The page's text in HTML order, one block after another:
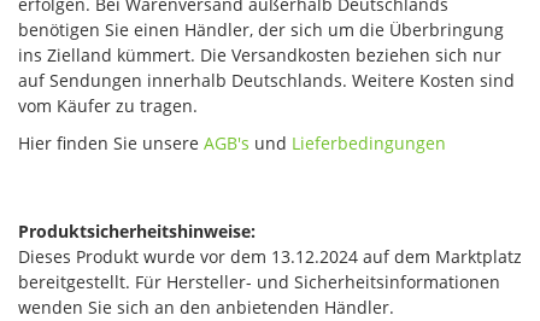
benötigen Sie einen Händler, der sich um die Überbringung
ins Zielland kümmert. Die Versandkosten beziehen sich nur
auf Sendungen innerhalb Deutschlands. Weitere Kosten sind
vom Käufer zu tragen.
Hier finden Sie unsere AGB's und Lieferbedingungen
Produktsicherheitshinweise:
Dieses Produkt wurde vor dem 13.12.2024 auf dem Marktplatz
bereitgestellt. Für Hersteller- und Sicherheitsinformationen
wenden Sie sich an den anbietenden Händler.